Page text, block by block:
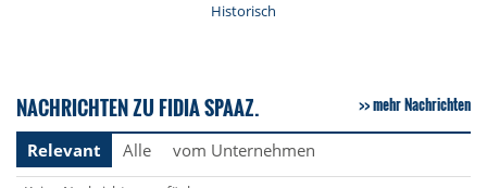
Historisch
NACHRICHTEN ZU FIDIA SPAAZ. mehr Nachrichten
Relevant Alle vom Unternehmen